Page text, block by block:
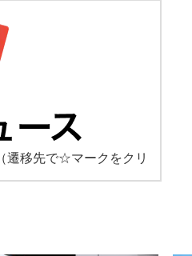
（遷移先で☆マークをクリ